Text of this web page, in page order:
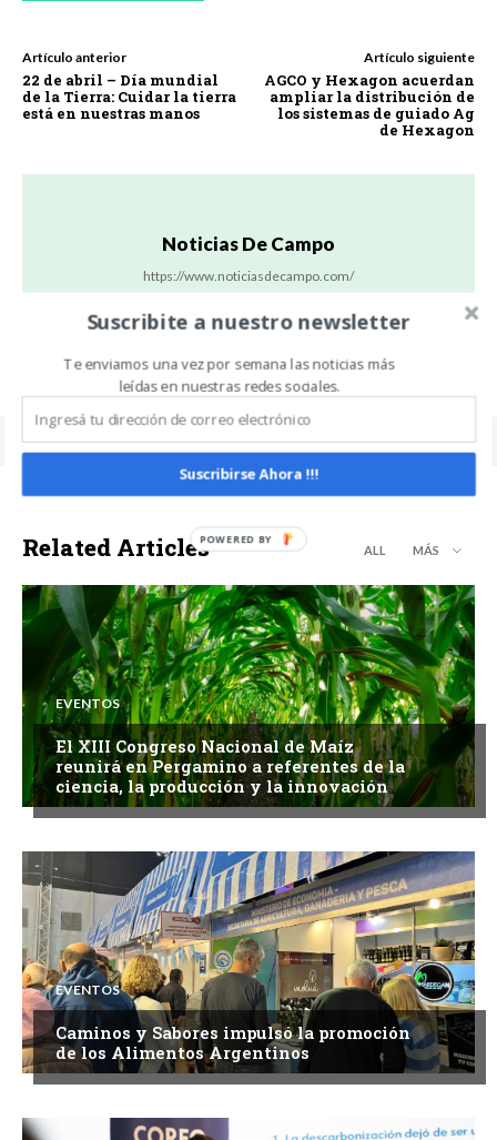
Artículo anterior
22 de abril – Día mundial
de la Tierra: Cuidar la tierra
está en nuestras manos
Artículo siguiente
AGCO y Hexagon acuerdan
ampliar la distribución de
los sistemas de guiado Ag
de Hexagon
Noticias De Campo
https://www.noticiasdecampo.com/
Related Articles ALL MÁS
EVENTOS
El XIII Congreso Nacional de Maíz
reunirá en Pergamino a referentes de la
ciencia, la producción y la innovación
EVENTOS
Caminos y Sabores impulsó la promoción
de los Alimentos Argentinos
Suscribite a nuestro newsletter
Te enviamos una vez por semana las noticias más
leídas en nuestras redes sociales.
Suscribirse Ahora !!!